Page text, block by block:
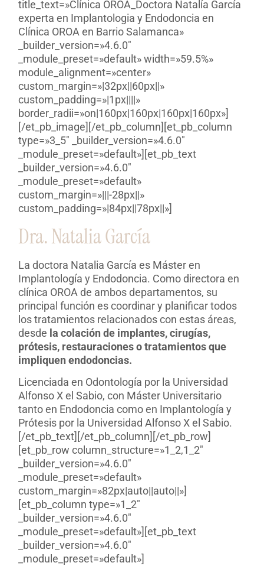
title_text=»Clínica OROA_Doctora Natalía García
experta en Implantologia y Endodoncia en
Clínica OROA en Barrio Salamanca»
_builder_version=»4.6.0″
_module_preset=»default» width=»59.5%»
module_alignment=»center»
custom_margin=»|32px||60px||»
custom_padding=»|1px||||»
border_radii=»on|160px|160px|160px|160px»]
[/et_pb_image][/et_pb_column][et_pb_column
type=»3_5″ _builder_version=»4.6.0″
_module_preset=»default»][et_pb_text
_builder_version=»4.6.0″
_module_preset=»default»
custom_margin=»|||-28px||»
custom_padding=»|84px||78px||»]
Dra. Natalia García
La doctora Natalia García es Máster en
Implantología y Endodoncia. Como directora en
clínica OROA de ambos departamentos, su
principal función es coordinar y planificar todos
los tratamientos relacionados con estas áreas,
desde la colación de implantes, cirugías,
prótesis, restauraciones o tratamientos que
impliquen endodoncias.
Licenciada en Odontología por la Universidad
Alfonso X el Sabio, con Máster Universitario
tanto en Endodoncia como en Implantología y
Prótesis por la Universidad Alfonso X el Sabio.
[/et_pb_text][/et_pb_column][/et_pb_row]
[et_pb_row column_structure=»1_2,1_2″
_builder_version=»4.6.0″
_module_preset=»default»
custom_margin=»82px|auto||auto||»]
[et_pb_column type=»1_2″
_builder_version=»4.6.0″
_module_preset=»default»][et_pb_text
_builder_version=»4.6.0″
_module_preset=»default»]